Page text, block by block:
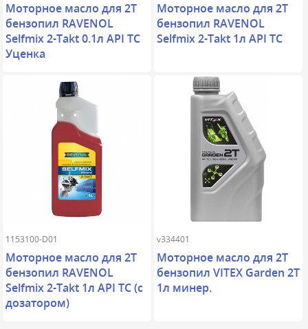
Моторное масло для 2Т
бензопил RAVENOL
Selfmix 2-Takt 0.1л API TC
Уценка
Моторное масло для 2Т
бензопил RAVENOL
Selfmix 2-Takt 1л API TC
1153100-D01
Моторное масло для 2Т
бензопил RAVENOL
Selfmix 2-Takt 1л API TC (с
дозатором)
v334401
Моторное масло для 2Т
бензопил VITEX Garden 2T
1л минер.